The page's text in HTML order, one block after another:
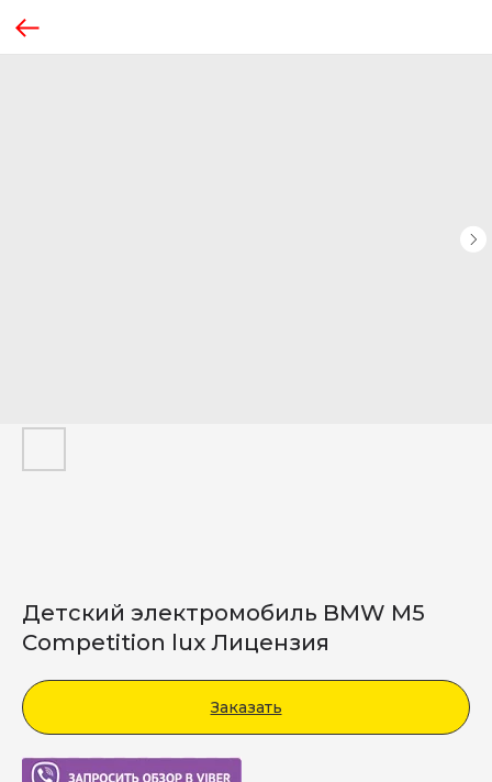
Детский электромобиль BMW M5
Competition lux Лицензия
Заказать
Viber